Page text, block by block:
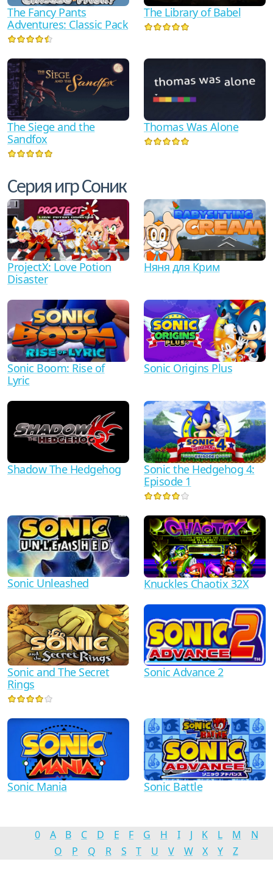
The Fancy Pants
Adventures: Classic Pack
The Library of Babel
The Siege and the
Sandfox
Thomas Was Alone
Серия игр Соник
ProjectX: Love Potion
Disaster
Няня для Крим
Sonic Boom: Rise of
Lyric
Sonic Origins Plus
Shadow The Hedgehog
Sonic the Hedgehog 4:
Episode 1
Sonic Unleashed Knuckles Chaotix 32X
Sonic and The Secret
Rings
Sonic Advance 2
Sonic Mania Sonic Battle
0 A B C D E F G H I J K L M
N
O
P Q R S T U V W X Y Z